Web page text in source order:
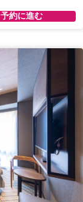
予約に進む